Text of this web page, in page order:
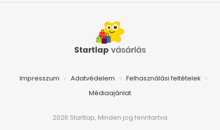
Impresszum Adatvédelem
Felhasználási feltételek
Médiaajánlat
2026 Startlap, Minden jog fenntartva